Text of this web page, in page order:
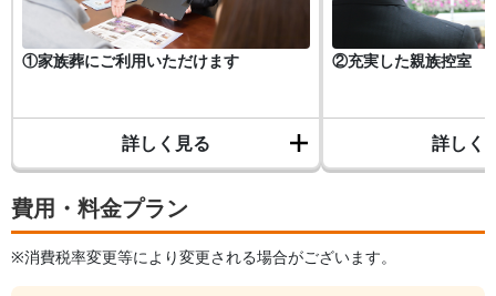
費用・料金プラン
※消費税率変更等により変更される場合がございます。
①家族葬にご利用いただけます
詳しく見る
②充実した親族控室
詳しく